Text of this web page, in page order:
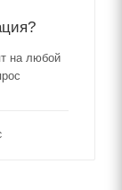
на любой